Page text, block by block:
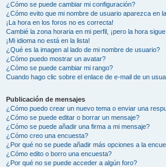
¿Cómo se puede cambiar mi configuración?
¿Cómo evito que mi nombre de usuario aparezca en
¡La hora en los foros no es correcta!
Cambié la zona horaria en mi perfil, ¡pero la hora
¡Mi idioma no está en la lista!
¿Qué es la imagen al lado de mi nombre de usuario?
¿Cómo puedo mostrar un avatar?
¿Cómo se puede cambiar mi rango?
Cuando hago clic sobre el enlace de e-mail de un
Publicación de mensajes
¿Cómo puedo crear un nuevo tema o enviar una
¿Cómo se puede editar o borrar un mensaje?
¿Cómo se puede añadir una firma a mi mensaje?
¿Cómo creo una encuesta?
¿Por qué no se puede añadir más opciones a la
¿Cómo edito o borro una encuesta?
¿Por qué no se puede acceder a algún foro?